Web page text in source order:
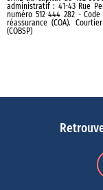
administratif : 41-43 Rue
numéro 512 444 282 - Code
réassurance (COA).
(COBSP)